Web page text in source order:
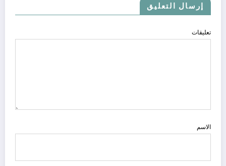
إرسال التعليق
تعليقات
الاسم